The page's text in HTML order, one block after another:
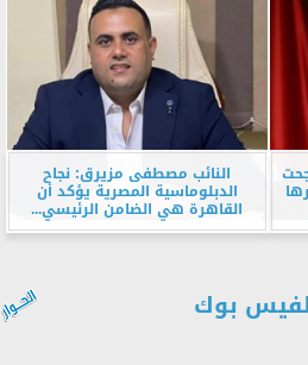
النائب مصطفى مزيرق: نجاح
الدبلوماسية المصرية يؤكد أن
القاهرة هي الضامن الرئيسي...
بوك